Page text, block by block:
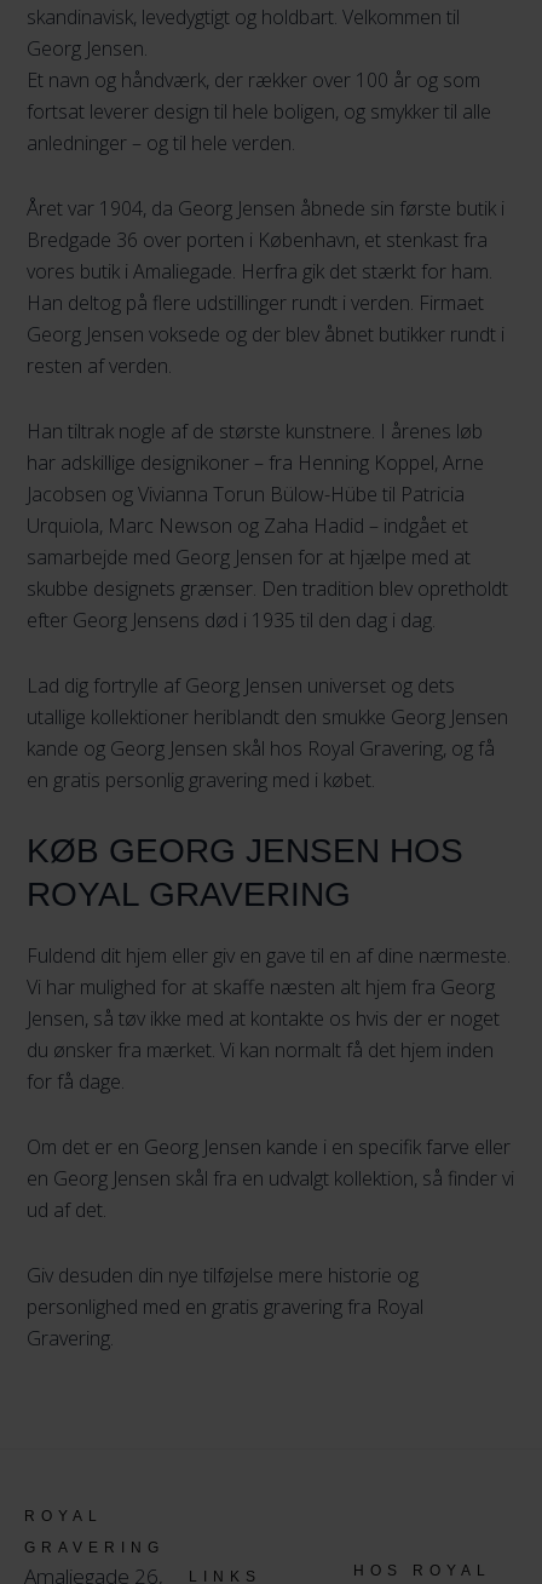
skandinavisk, levedygtigt og holdbart. Velkommen til
Georg Jensen.
Et navn og håndværk, der rækker over 100 år og som
fortsat leverer design til hele boligen, og smykker til alle
anledninger – og til hele verden.
Året var 1904, da Georg Jensen åbnede sin første butik i
Bredgade 36 over porten i København, et stenkast fra
vores butik i Amaliegade. Herfra gik det stærkt for ham.
Han deltog på flere udstillinger rundt i verden. Firmaet
Georg Jensen voksede og der blev åbnet butikker rundt i
resten af verden.
Han tiltrak nogle af de største kunstnere. I årenes løb
har adskillige designikoner – fra Henning Koppel, Arne
Jacobsen og Vivianna Torun Bülow-Hübe til Patricia
Urquiola, Marc Newson og Zaha Hadid – indgået et
samarbejde med Georg Jensen for at hjælpe med at
skubbe designets grænser. Den tradition blev opretholdt
efter Georg Jensens død i 1935 til den dag i dag.
Lad dig fortrylle af Georg Jensen universet og dets
utallige kollektioner heriblandt den smukke Georg Jensen
kande og Georg Jensen skål hos Royal Gravering, og få
en gratis personlig gravering med i købet.
KØB GEORG JENSEN HOS
ROYAL GRAVERING
Fuldend dit hjem eller giv en gave til en af dine nærmeste.
Vi har mulighed for at skaffe næsten alt hjem fra Georg
Jensen, så tøv ikke med at kontakte os hvis der er noget
du ønsker fra mærket. Vi kan normalt få det hjem inden
for få dage.
Om det er en Georg Jensen kande i en specifik farve eller
en Georg Jensen skål fra en udvalgt kollektion, så finder vi
ud af det.
Giv desuden din nye tilføjelse mere historie og
personlighed med en gratis gravering fra Royal
Gravering.
ROYAL
GRAVERING
Amaliegade 26, LINKS HOS ROYAL